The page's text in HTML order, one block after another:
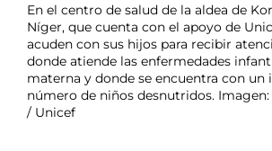
En el centro de salud de la aldea de
Níger, que cuenta con el apoyo de
acuden con sus hijos para recibir
donde atiende las enfermedades
materna y donde se encuentra con
número de niños desnutridos.
/ Unicef